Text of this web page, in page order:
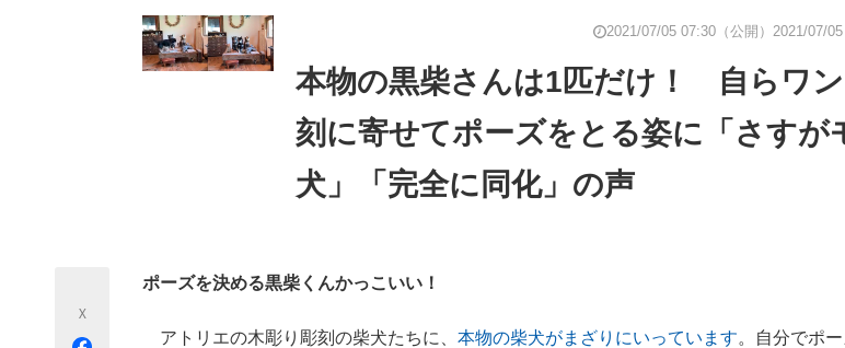
ビジネスと働き方のヒント
ITエンジニア向け専門サイト 企業向けIT製品の総合サイト IT製品の技術・比較・事例
ちょっと気になるネットの話題
2021/07/05 07:30（公開） 2021/07/05
本物の黒柴さんは1匹だけ！ 自らワ
刻に寄せてポーズをとる姿に「さすが
犬」「完全に同化」の声
X
ポーズを決める黒柴くんかっこいい！
アトリエの木彫り彫刻の柴犬たちに、 本物の柴犬がまざりにいっています。自分でポ